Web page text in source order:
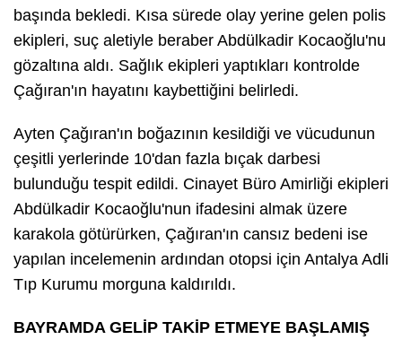
başında bekledi. Kısa sürede olay yerine gelen polis
ekipleri, suç aletiyle beraber Abdülkadir Kocaoğlu'nu
gözaltına aldı. Sağlık ekipleri yaptıkları kontrolde
Çağıran'ın hayatını kaybettiğini belirledi.
Ayten Çağıran'ın boğazının kesildiği ve vücudunun
çeşitli yerlerinde 10'dan fazla bıçak darbesi
bulunduğu tespit edildi. Cinayet Büro Amirliği ekipleri
Abdülkadir Kocaoğlu'nun ifadesini almak üzere
karakola götürürken, Çağıran'ın cansız bedeni ise
yapılan incelemenin ardından otopsi için Antalya Adli
Tıp Kurumu morguna kaldırıldı.
BAYRAMDA GELİP TAKİP ETMEYE BAŞLAMIŞ